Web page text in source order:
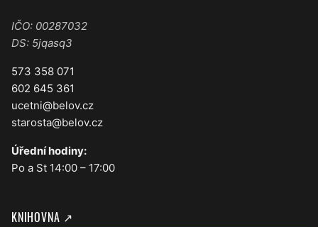
IČO: 00287032
DS: 5jqasq3
573 358 071
602 645 361
ucetni@belov.cz
starosta@belov.cz
Úřední hodiny:
Po a St 14:00 – 17:00
KNIHOVNA ↗